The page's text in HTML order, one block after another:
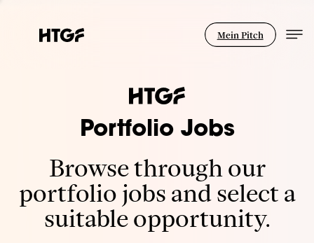
Mein Pitch
Portfolio Jobs
Browse through our
portfolio jobs and select a
suitable opportunity.